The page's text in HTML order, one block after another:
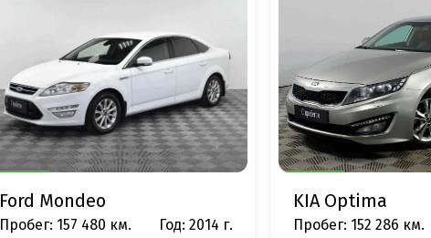
Ford Mondeo
Пробег: 157 480 км. Год: 2014 г.
KIA Optima
Пробег: 152 286 км.